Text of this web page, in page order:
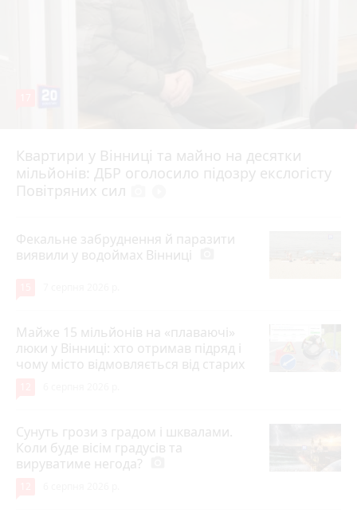
Квартири у Вінниці та майно на десятки
мільйонів: ДБР оголосило підозру екслогісту
Повітряних сил
6 серпня 2026 р.
Фекальне забруднення й паразити
виявили у водоймах Вінниці
Майже 15 мільйонів на «плаваючі»
люки у Вінниці: хто отримав підряд і
чому місто відмовляється від старих
Сунуть грози з градом і шквалами.
Коли буде вісім градусів та
вируватиме негода?